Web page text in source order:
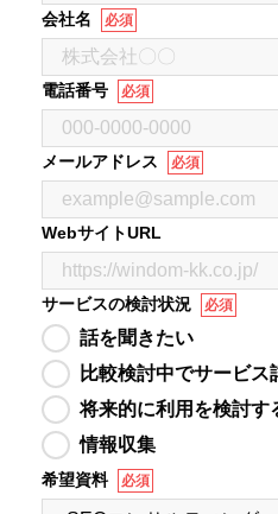
会社名 必須
電話番号 必須
メールアドレス 必須
WebサイトURL
サービスの検討状況 必須
話を聞きたい
比較検討中でサービス
将来的に利用を検討す
情報収集
希望資料 必須